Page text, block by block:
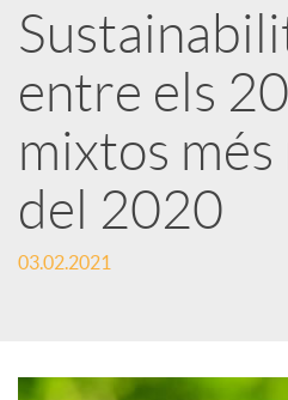
x
e
s
o
entre els
mixtos
del 2020
03.02.2021